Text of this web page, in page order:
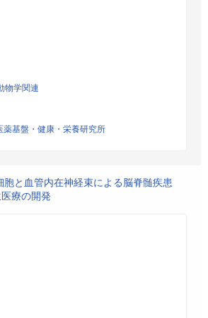
物学関連
薬基盤・健康・栄養研究所
胞と血管内在神経束による脳脊髄疾患
療の開発